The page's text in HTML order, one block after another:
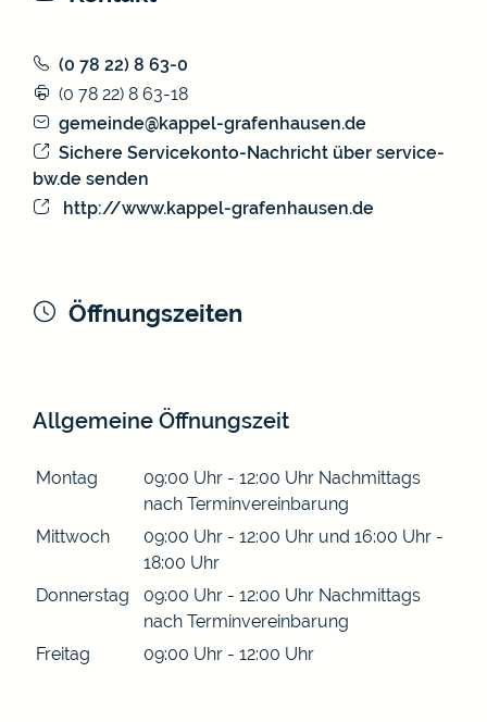
(0 78 22) 8 63-0
(0 78 22) 8 63-18
gemeinde@kappel-grafenhausen.de
Sichere Servicekonto-Nachricht über service-
bw.de senden
http://www.kappel-grafenhausen.de
Öffnungszeiten
Allgemeine Öffnungszeit
Montag 09:00 Uhr - 12:00 Uhr Nachmittags
nach Terminvereinbarung
Mittwoch
09:00 Uhr - 12:00 Uhr und 16:00 Uhr -
18:00 Uhr
Donnerstag
09:00 Uhr - 12:00 Uhr Nachmittags
nach Terminvereinbarung
Freitag
09:00 Uhr - 12:00 Uhr